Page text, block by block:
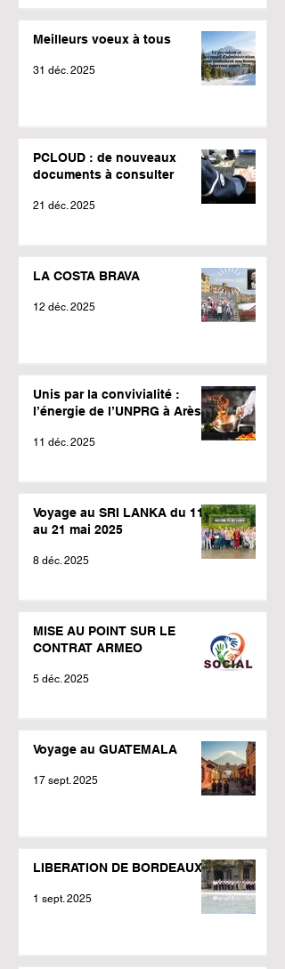
Meilleurs voeux à tous
31 déc. 2025
PCLOUD : de nouveaux
documents à consulter
21 déc. 2025
LA COSTA BRAVA
12 déc. 2025
Unis par la convivialité :
l’énergie de l’UNPRG à Arès !
11 déc. 2025
Voyage au SRI LANKA du 11
au 21 mai 2025
8 déc. 2025
MISE AU POINT SUR LE
CONTRAT ARMEO
5 déc. 2025
Voyage au GUATEMALA
17 sept. 2025
LIBERATION DE BORDEAUX
1 sept. 2025